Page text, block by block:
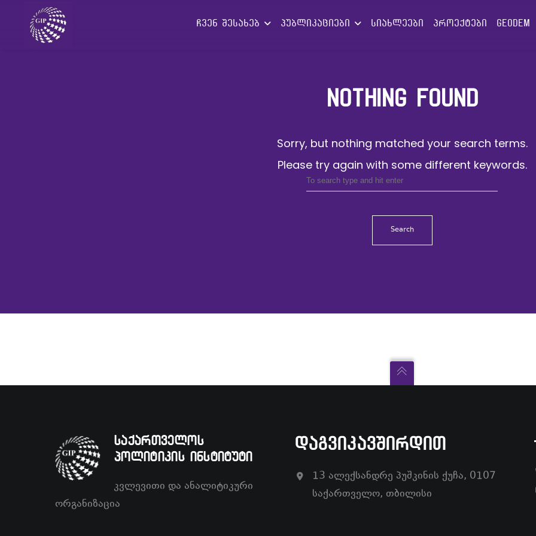
ჩვენ შესახებ პუბლიკაციები სიახლეები პროექტები GEODEM
NOTHING FOUND
Sorry, but nothing matched your search terms.
Please try again with some different keywords.
Search
საქართველოს
პოლიტიკის ინსტიტუტი
კვლევითი და ანალიტიკური
ორგანიზაცია
ᲓᲐᲒᲕᲘᲙᲐᲕᲨᲘᲠᲓᲘᲗ
13 ალექსანდრე პუშკინის ქუჩა, 0107
საქართველო, თბილისი